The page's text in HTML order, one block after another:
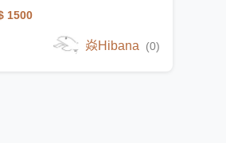
1500
焱Hibana (0)